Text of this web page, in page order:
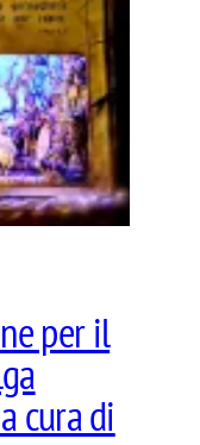
per il
cura di